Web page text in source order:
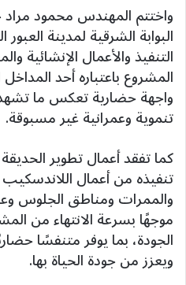
واختتم المهندس محمود
البوابة الشرقية لمدينة
التنفيذ والأعمال الإنشائية
المشروع باعتباره أحد
واجهة حضارية تعكس ما
تنموية وعمرانية غير مسبوقة.
كما تفقد أعمال تطوير
تنفيذه من أعمال
والممرات ومناطق الجلوس
موجهًا بسرعة الانتهاء من
الجودة، بما يوفر متنفسًا
ويعزز من جودة الحياة بها.